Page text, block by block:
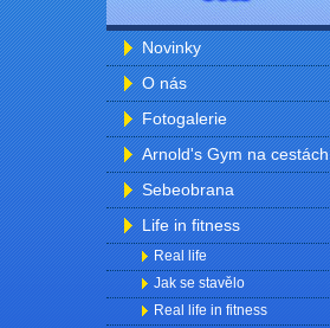
Novinky
O nás
Fotogalerie
Arnold's Gym na cestách
Sebeobrana
Life in fitness
Real life
Jak se stavělo
Real life in fitness